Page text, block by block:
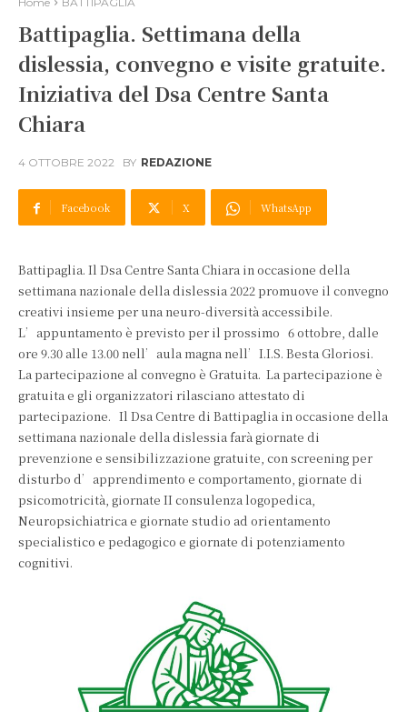
Battipaglia. Settimana della
dislessia, convegno e visite gratuite.
Iniziativa del Dsa Centre Santa
Chiara
4 OTTOBRE 2022 BY REDAZIONE
Facebook X WhatsApp
Battipaglia. Il Dsa Centre Santa Chiara in occasione della
settimana nazionale della dislessia 2022 promuove il convegno
creativi insieme per una neuro-diversità accessibile.
L’appuntamento è previsto per il prossimo 6 ottobre, dalle
ore 9.30 alle 13.00 nell’aula magna nell’I.I.S. Besta Gloriosi.
La partecipazione al convegno è Gratuita. La partecipazione è
gratuita e gli organizzatori rilasciano attestato di
partecipazione. Il Dsa Centre di Battipaglia in occasione della
settimana nazionale della dislessia farà giornate di
prevenzione e sensibilizzazione gratuite, con screening per
disturbo d’apprendimento e comportamento, giornate di
psicomotricità, giornate II consulenza logopedica,
Neuropsichiatrica e giornate studio ad orientamento
specialistico e pedagogico e giornate di potenziamento
cognitivi.